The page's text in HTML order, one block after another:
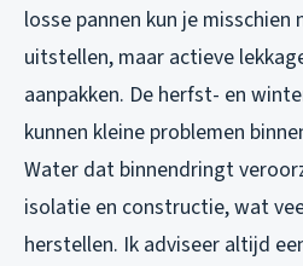
losse pannen kun je misschien
uitstellen, maar actieve
aanpakken. De herfst- en
kunnen kleine problemen
Water dat binnendringt
isolatie en constructie, wat
herstellen. Ik adviseer altijd